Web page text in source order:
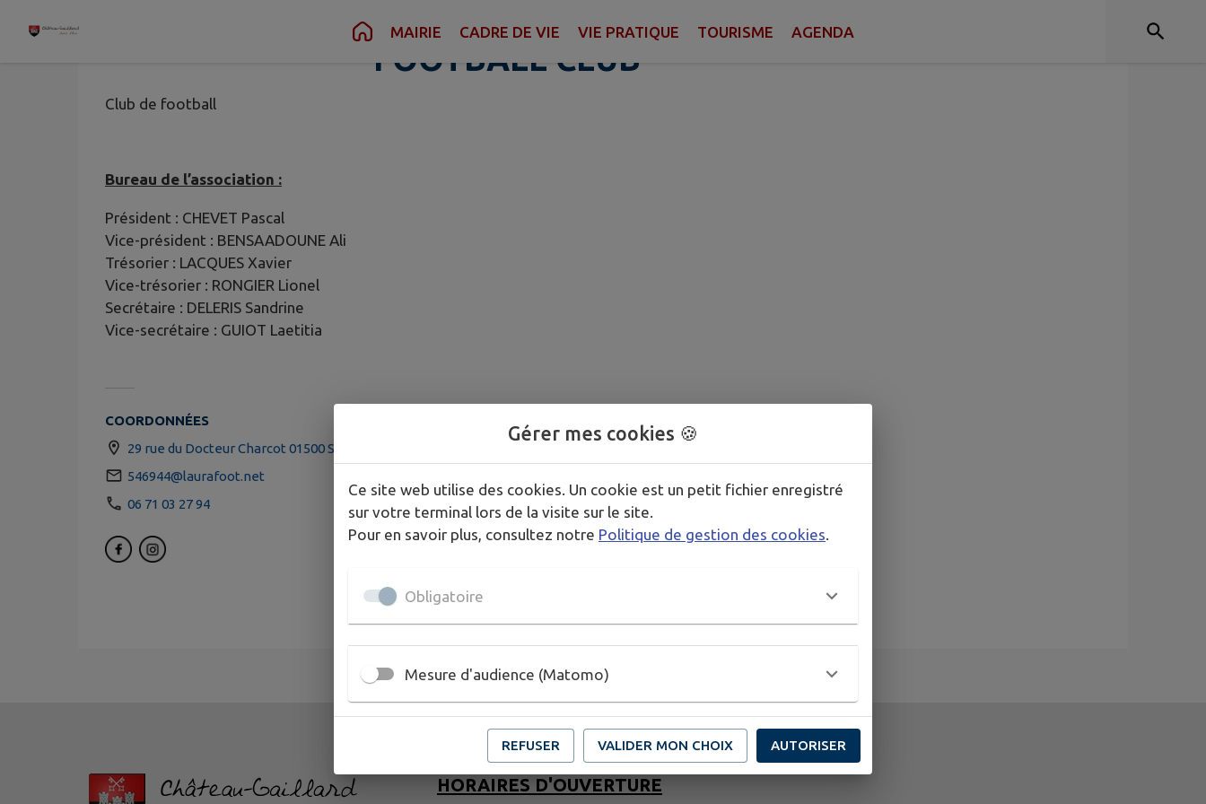
Contenu MAIRIE CADRE DE VIE VIE PRATIQUE TOURISME AGENDA
SDACFC - ST DENIS AMBUTRIX CHÂTEAU
FOOTBALL CLUB
Club de football
Bureau de l’association :
Président : CHEVET Pascal
Vice-président : BENSAADOUNE Ali
Trésorier : LACQUES Xavier
Vice-trésorier : RONGIER Lionel
Secrétaire : DELERIS Sandrine
Vice-secrétaire : GUIOT Laetitia
COORDONNÉES
29 rue du Docteur Charcot 01500 Saint-Denis-en-Bugey
546944@laurafoot.net
06 71 03 27 94
HORAIRES D'OUVERTURE
Gérer mes cookies 🍪
Ce site web utilise des cookies. Un cookie est un petit fichier enregistré
sur votre terminal lors de la visite sur le site.
Pour en savoir plus, consultez notre Politique de gestion des cookies.
Obligatoire
Mesure d'audience (Matomo)
REFUSER VALIDER MON CHOIX AUTORISER